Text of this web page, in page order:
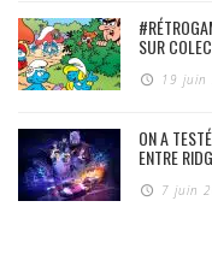
SUR
19 juin
ON A
ENTRE
7 juin